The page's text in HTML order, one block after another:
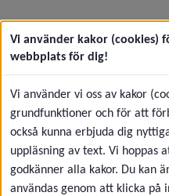
Andra sidor
Korttidsvikariat och
Sidan uppdaterades
Vi använder kakor (cookies)
webbplats för dig!
Vi använder vi oss av kakor
grundfunktioner och för att
också kunna erbjuda dig
uppläsning av text. Vi hoppas
godkänner alla kakor. Du kan
användas genom att klicka på